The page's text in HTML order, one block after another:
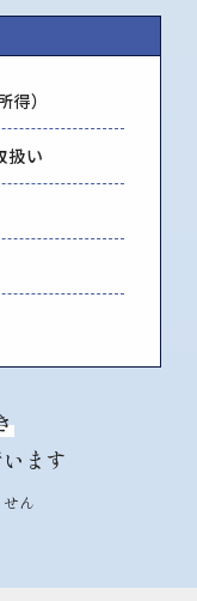
）
扱い
ます
ん